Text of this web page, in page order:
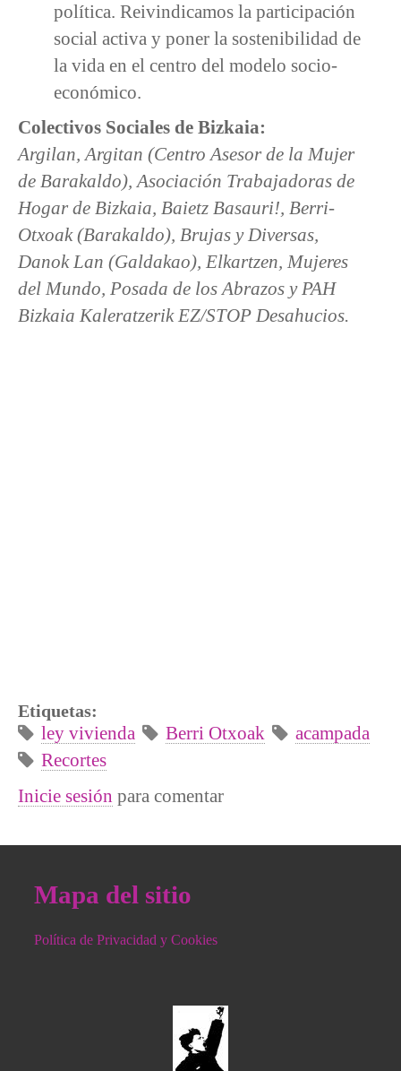
política. Reivindicamos la participación
social activa y poner la sostenibilidad de
la vida en el centro del modelo socio-
económico.
Colectivos Sociales de Bizkaia:
Argilan, Argitan (Centro Asesor de la Mujer
de Barakaldo), Asociación Trabajadoras de
Hogar de Bizkaia, Baietz Basauri!, Berri-
Otxoak (Barakaldo), Brujas y Diversas,
Danok Lan (Galdakao), Elkartzen, Mujeres
del Mundo, Posada de los Abrazos y PAH
Bizkaia Kaleratzerik EZ/STOP Desahucios.
Etiquetas:
ley vivienda Berri Otxoak
acampada
Recortes
Inicie sesión para comentar
Mapa del sitio
Política de Privacidad y Cookies